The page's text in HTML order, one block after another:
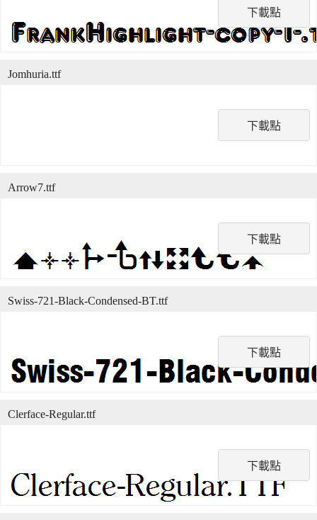
下載點
下載點
Jomhuria.ttf
下載點
Arrow7.ttf
下載點
Swiss-721-Black-Condensed-BT.ttf
下載點
Clerface-Regular.ttf